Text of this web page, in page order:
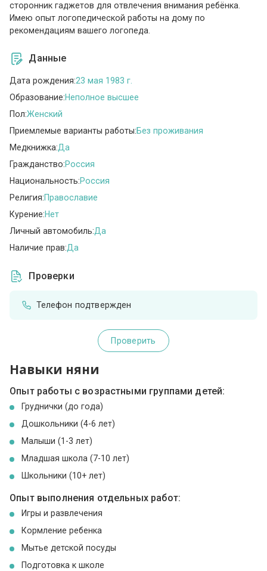
сторонник гаджетов для отвлечения внимания ребёнка.
Имею опыт логопедической работы на дому по
рекомендациям вашего логопеда.
Данные
Дата рождения:23 мая 1983 г.
Образование:Неполное высшее
Пол:Женский
Приемлемые варианты работы:Без проживания
Медкнижка:Да
Гражданство:Россия
Национальность:Россия
Религия:Православие
Курение:Нет
Личный автомобиль:Да
Наличие прав:Да
Проверки
Телефон подтвержден
Проверить
Навыки няни
Опыт работы с возрастными группами детей:
Груднички (до года)
Дошкольники (4-6 лет)
Малыши (1-3 лет)
Младшая школа (7-10 лет)
Школьники (10+ лет)
Опыт выполнения отдельных работ:
Игры и развлечения
Кормление ребенка
Мытье детской посуды
Подготовка к школе